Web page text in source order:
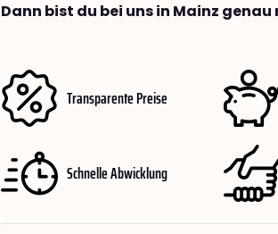
Dann bist du bei uns in Mainz
Transparente Preise
Schnelle Abwicklung